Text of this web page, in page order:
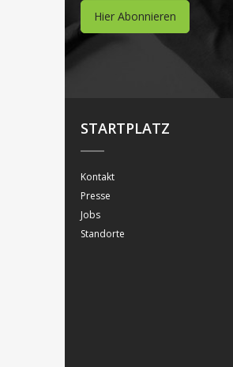
Hier Abonnieren
STARTPLATZ
Kontakt
Presse
Jobs
Standorte